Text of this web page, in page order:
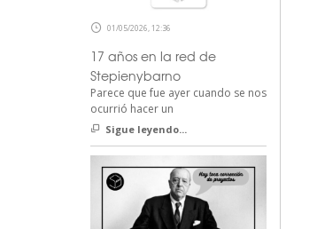
01/05/2026, 12:36
17 años en la red de
Stepienybarno
Parece que fue ayer cuando se nos
ocurrió hacer un
Sigue leyendo...